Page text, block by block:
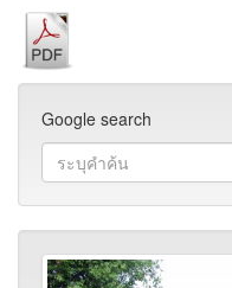
Google search